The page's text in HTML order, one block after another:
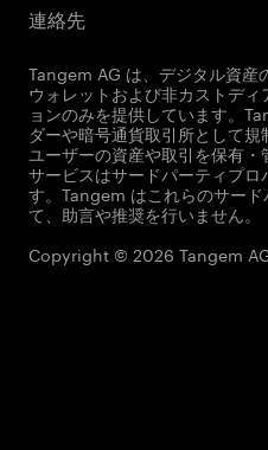
連絡先
Tangem AG は、デジタル資産
ウォレットおよび非カストデ
ョンのみを提供しています。
ダーや暗号通貨取引所として
ユーザーの資産や取引を保有
サービスはサードパーティプ
す。Tangem はこれらのサー
て、助言や推奨を行いません。